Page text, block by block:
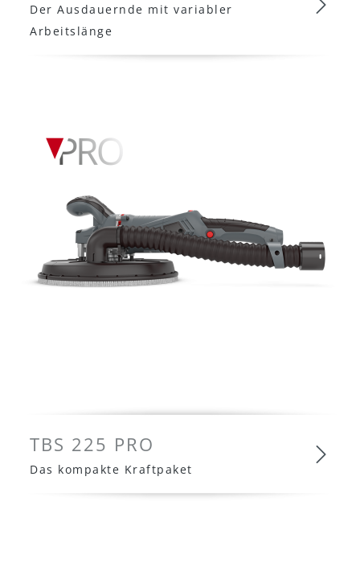
Der Ausdauernde mit variabler
Arbeitslänge
TBS 225 PRO
Das kompakte Kraftpaket